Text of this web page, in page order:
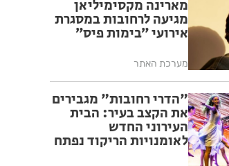
מארינה מקסימיליאן
מגיעה לרחובות במסגרת
אירועי ״בימות פיס״
מערכת האתר
"הדרי רחובות" מגבירים
את הקצב בעיר: הבית
העירוני החדש
לאומנויות הריקוד נפתח